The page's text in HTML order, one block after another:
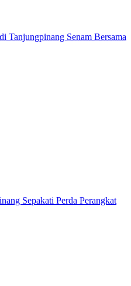
Tanjungpinang Senam Bersama
Sepakati Perda Perangkat